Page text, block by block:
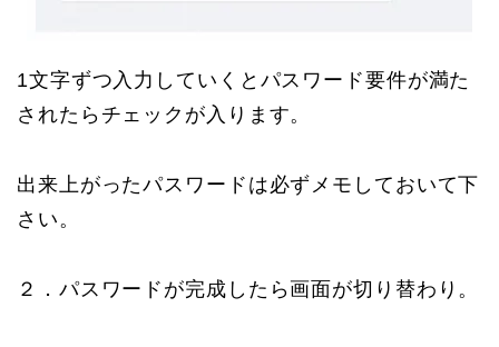
1文字ずつ入力していくとパスワード要件が満た
されたらチェックが入ります。
出来上がったパスワードは必ずメモしておいて下
さい。
２．パスワードが完成したら画面が切り替わり。